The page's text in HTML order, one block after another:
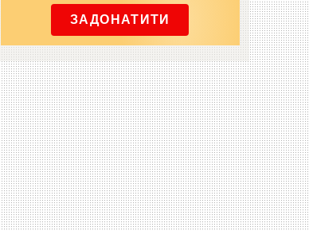
ЗАДОНАТИТИ